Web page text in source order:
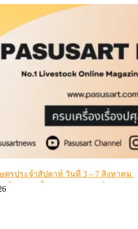
ลางโคเนื้อ” แก้ปัญหาราคาโคเนื้อตก
ตรประจำสัปดาห์ วันที่ 3 – 7 สิงหาคม
งเป็นผู้ร้ายเบื้องหลังราคาหมูที่สังคมไม่